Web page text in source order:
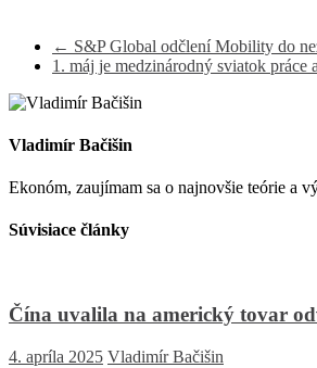
← S&P Global odčlení Mobility do
1. máj je medzinárodný sviatok práce
Vladimír Bačišin
Ekonóm, zaujímam sa o najnovšie teórie a
Súvisiace články
Čína uvalila na americký tovar
4. apríla 2025 Vladimír Bačišin